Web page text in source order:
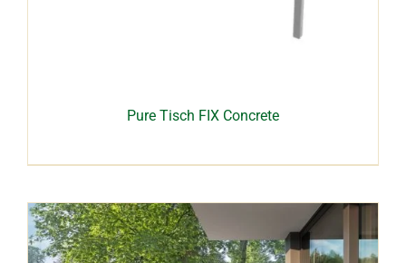
Pure Tisch FIX Concrete